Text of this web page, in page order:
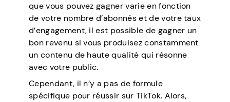
que vous pouvez gagner varie en fonction
de votre nombre d’abonnés et de votre taux
d’engagement, il est possible de gagner un
bon revenu si vous produisez constamment
un contenu de haute qualité qui résonne
avec votre public.
Cependant, il n’y a pas de formule
spécifique pour réussir sur TikTok. Alors,